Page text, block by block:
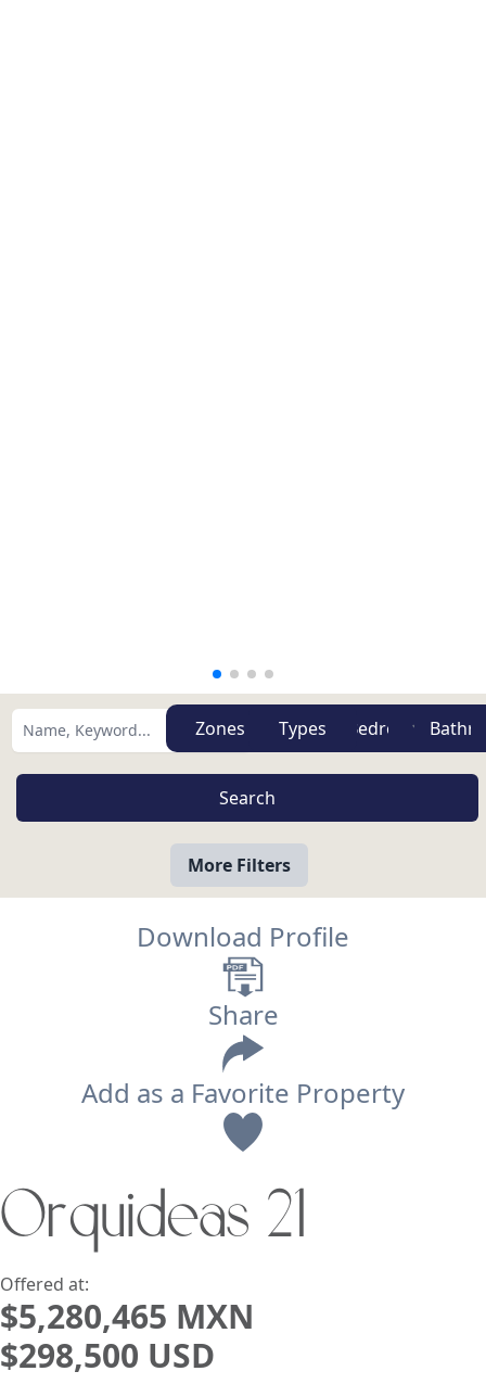
Zones Types
More Filters
Beach/Ocean Front Only
Lowest Price First
Download Profile
Share
Add as a Favorite Property
Orquideas 21
Offered at:
$5,280,465 MXN
$298,500 USD